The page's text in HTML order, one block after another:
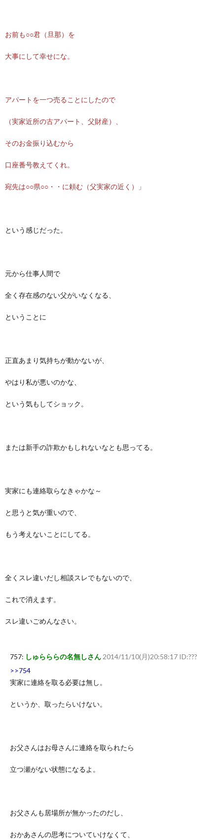
お前も○○君（旦那）を
大事にして幸せにな。
アパートを一つ売ることにしたので
（実家近所の古アパート、父財産）、
そのお金振り込むから
口座番号教えてくれ。
宛先は○○県○○・・に頼む（父実家の近く）」
という感じだった。
元から仕事人間で
全く存在感のない父がいなくなる、
ということに
正直あまり気持ちが動かないが、
やはり私が悪いのかな、
という気もしてショック。
または新手の詐欺かもしれないなとも思ってる。
実家にも連絡取らなきゃかな～
と思うと気が重いので、
もう考えないことにしてる。
全くスレ違いだし相談スレでもないので、
これで消えます。
スレ違いごめんなさい。
757: しゅらららの名無しさん 2014/11/10(月)20:58:17 ID:???
>>754
実家に連絡を取る必要は無し。
というか、取ったらいけない。
お父さんはお母さんに連絡を取られたら
立つ瀬がない状態になるよ。
お父さんも居場所が無かったのだし、
おかあさんの思考についていけなくて、